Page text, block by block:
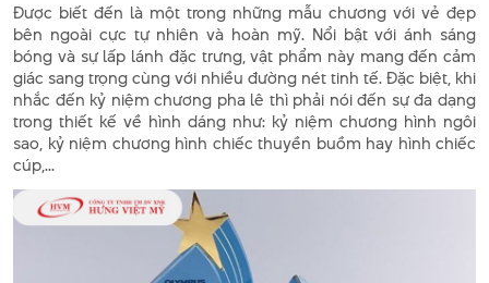
Được biết đến là một trong những mẫu chương với vẻ đẹp
bên ngoài cực tự nhiên và hoàn mỹ. Nổi bật với ánh sáng
bóng và sự lấp lánh đặc trưng, vật phẩm này mang đến cảm
giác sang trọng cùng với nhiều đường nét tinh tế. Đặc biệt, khi
nhắc đến kỷ niệm chương pha lê thì phải nói đến sự đa dạng
trong thiết kế về hình dáng như: kỷ niệm chương hình ngôi
sao, kỷ niệm chương hình chiếc thuyền buồm hay hình chiếc
cúp,...